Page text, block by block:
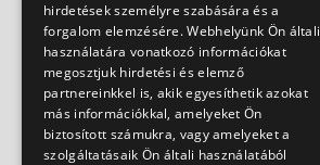
hirdetések személyre szabására és a
forgalom elemzésére. Webhelyünk Ön általi
használatára vonatkozó információkat
megosztjuk hirdetési és elemző
partnereinkkel is, akik egyesíthetik azokat
más információkkal, amelyeket Ön
biztosított számukra, vagy amelyeket a
szolgáltatásaik Ön általi használatából